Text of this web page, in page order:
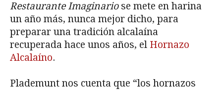
Restaurante Imaginariose mete en harina
un año más, nunca mejor dicho, para
preparar una tradición alcalaína
recuperada hace unos años, el Hornazo
Alcalaíno.
Plademunt nos cuenta que “los hornazos